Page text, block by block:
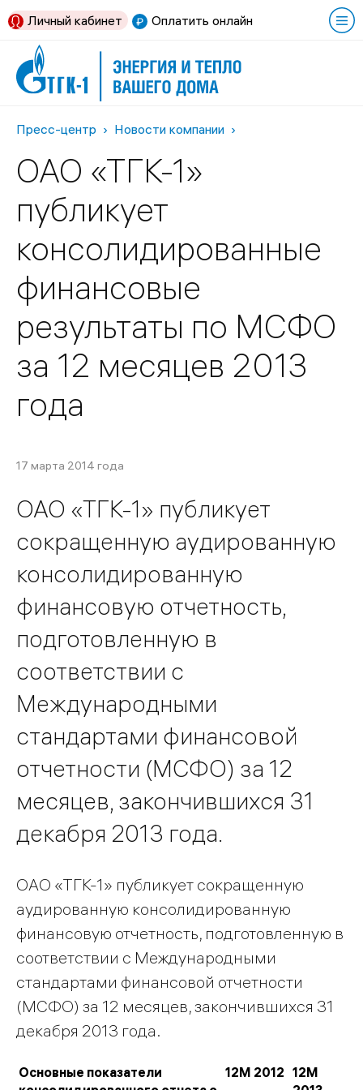
Оплатить онлайн
Личный кабинет
Пресс-центр Новости компании
ОАО «ТГК-1»
публикует
консолидированные
финансовые
результаты по МСФО
за 12 месяцев 2013
года
17 марта 2014 года
ОАО «ТГК-1» публикует
сокращенную аудированную
консолидированную
финансовую отчетность,
подготовленную в
соответствии с
Международными
стандартами финансовой
отчетности (МСФО) за 12
месяцев, закончившихся 31
декабря 2013 года.
ОАО «ТГК-1» публикует сокращенную
аудированную консолидированную
финансовую отчетность, подготовленную в
соответствии с Международными
стандартами финансовой отчетности
(МСФО) за 12 месяцев, закончившихся 31
декабря 2013 года.
Основные показатели
12М 2012 12М